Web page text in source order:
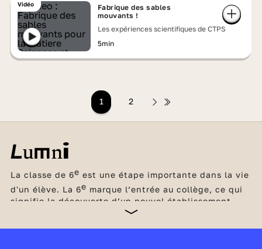
Vidéo
Fabrique des sables
mouvants !
Les expériences scientifiques de CTPS
5min
1 2
La classe de 6e est une étape importante dans la vie
d'un élève. La 6e marque l’entrée au collège, ce qui
signifie la découverte d’un nouvel établissement,
d’une nouvelle organisation avec un emploi du